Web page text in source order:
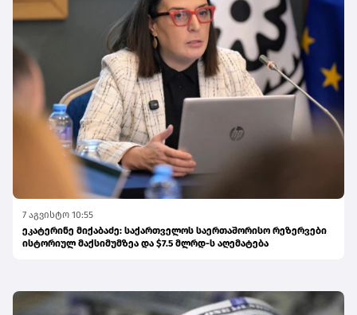
7 აგვისტო 10:55
ეკატერინე მიქაბაძე: საქართველოს საერთაშორისო რეზერვები
ისტორიულ მაქსიმუმზეა და $7.5 მლრდ-ს აღემატება